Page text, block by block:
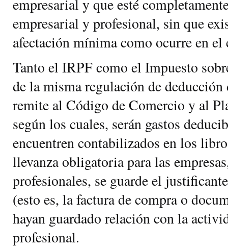
empresarial y que esté
empresarial y profesional, sin que
afectación mínima como ocurre en
Tanto el IRPF como el Impuesto
de la misma regulación de deducción
remite al Código de Comercio y al
según los cuales, serán gastos
encuentren contabilizados en los
llevanza obligatoria para las
profesionales, se guarde el
(esto es, la factura de compra o
hayan guardado relación con la
profesional.